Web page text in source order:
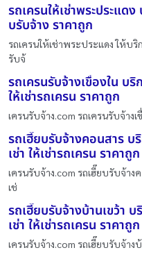
รถเครนให้เช่าพระประแด
บรับจ้าง ราคาถูก
รถเครนให้เช่าพระประแดง ให้บริ
รับจ้
รถเครนรับจ้างเขื่องใน บริ
ให้เช่ารถเครน ราคาถูก
เครนรับจ้าง.com รถเครนรับจ้าง
รถเฮี๊ยบรับจ้างคอนสาร บ
เช่า ให้เช่ารถเครน ราคาถูก
เครนรับจ้าง.com รถเฮี๊ยบรับจ้าง
เช่
รถเฮี๊ยบรับจ้างบ้านเขว้า บ
เช่า ให้เช่ารถเครน ราคาถูก
เครนรับจ้าง.com รถเฮี๊ยบรับจ้าง